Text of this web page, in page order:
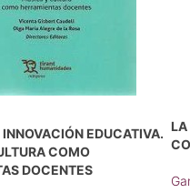
EDUCATIVA.
COMO
DOCENTES
LA